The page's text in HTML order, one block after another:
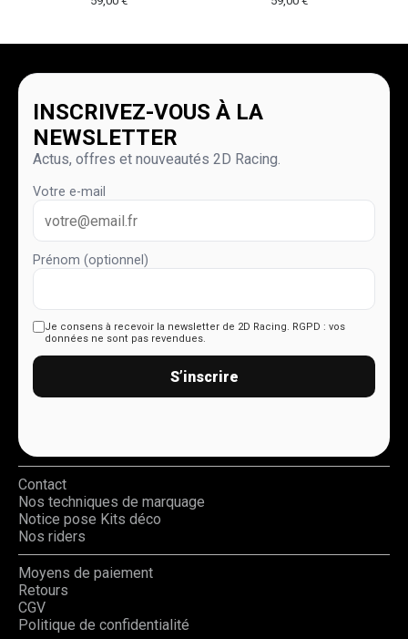
INSCRIVEZ-VOUS À LA
NEWSLETTER
Actus, offres et nouveautés 2D Racing.
Votre e-mail
Prénom (optionnel)
Je consens à recevoir la newsletter de 2D Racing. RGPD : vos
données ne sont pas revendues.
S’inscrire
Contact
Nos techniques de marquage
Notice pose Kits déco
Nos riders
Moyens de paiement
Retours
CGV
Politique de confidentialité